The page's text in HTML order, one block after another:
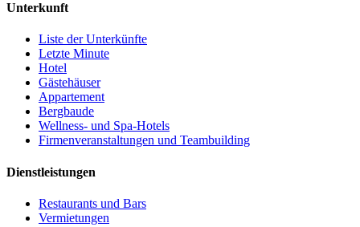
Unterkunft
Liste der Unterkünfte
Letzte Minute
Hotel
Gästehäuser
Appartement
Bergbaude
Wellness- und Spa-Hotels
Firmenveranstaltungen und Teambuilding
Dienstleistungen
Restaurants und Bars
Vermietungen